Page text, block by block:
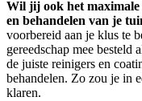
Wil jij ook het maximale
en behandelen van je
voorbereid aan je klus te
gereedschap mee besteld
de juiste reinigers en
behandelen. Zo zou je in
klaren.